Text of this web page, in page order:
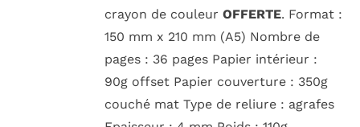
crayon de couleurOFFERTE. Format :
150 mm x 210 mm (A5) Nombre de
pages : 36 pages Papier intérieur :
90g offset Papier couverture : 350g
couché mat Type de reliure : agrafes